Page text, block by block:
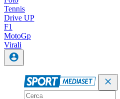
Tennis
Drive UP
F1
MotoGp
Virali